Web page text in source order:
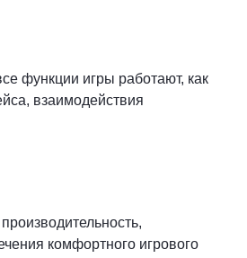
функции игры работают, как
взаимодействия
комфортного игрового